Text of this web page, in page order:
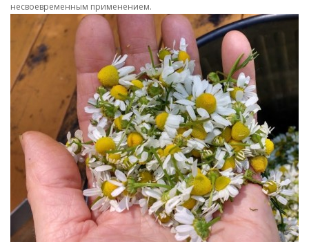
несвоевременным применением.